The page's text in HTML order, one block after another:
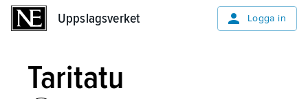
Uppslagsverket Logga in
Taritatu